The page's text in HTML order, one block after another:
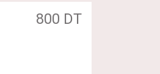
800 DT